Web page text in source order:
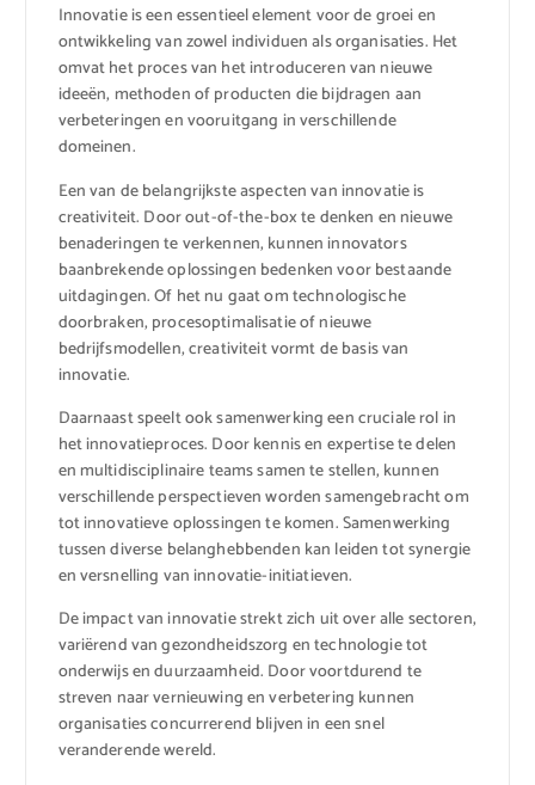
Innovatie is een essentieel element voor de groei en
ontwikkeling van zowel individuen als organisaties. Het
omvat het proces van het introduceren van nieuwe
ideeën, methoden of producten die bijdragen aan
verbeteringen en vooruitgang in verschillende
domeinen.
Een van de belangrijkste aspecten van innovatie is
creativiteit. Door out-of-the-box te denken en nieuwe
benaderingen te verkennen, kunnen innovators
baanbrekende oplossingen bedenken voor bestaande
uitdagingen. Of het nu gaat om technologische
doorbraken, procesoptimalisatie of nieuwe
bedrijfsmodellen, creativiteit vormt de basis van
innovatie.
Daarnaast speelt ook samenwerking een cruciale rol in
het innovatieproces. Door kennis en expertise te delen
en multidisciplinaire teams samen te stellen, kunnen
verschillende perspectieven worden samengebracht om
tot innovatieve oplossingen te komen. Samenwerking
tussen diverse belanghebbenden kan leiden tot synergie
en versnelling van innovatie-initiatieven.
De impact van innovatie strekt zich uit over alle sectoren,
variërend van gezondheidszorg en technologie tot
onderwijs en duurzaamheid. Door voortdurend te
streven naar vernieuwing en verbetering kunnen
organisaties concurrerend blijven in een snel
veranderende wereld.